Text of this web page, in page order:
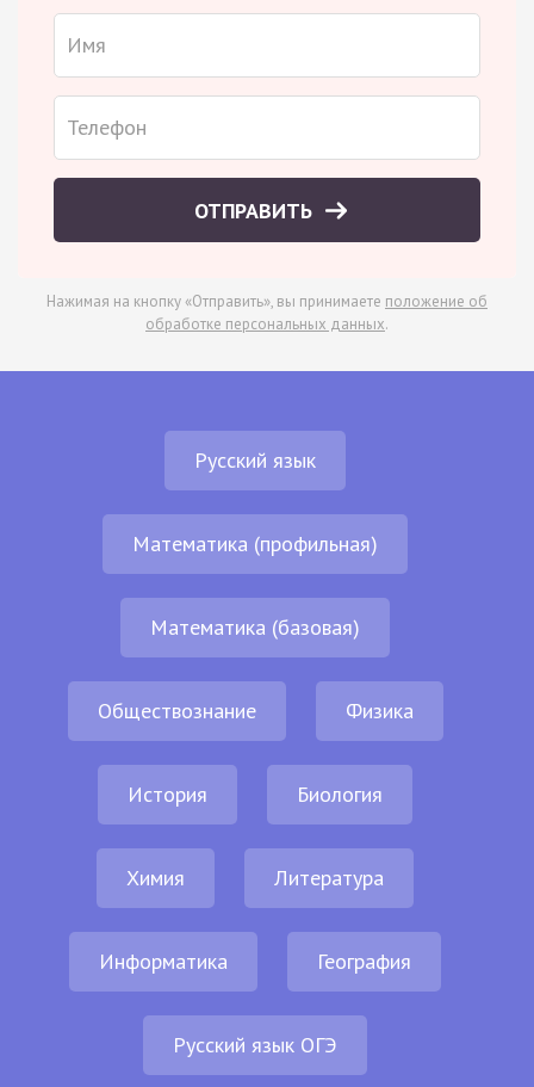
ОТПРАВИТЬ
Нажимая на кнопку «Отправить», вы принимаете положение об
обработке персональных данных.
Русский язык
Математика (профильная)
Математика (базовая)
Обществознание Физика
История Биология
Химия Литература
Информатика География
Русский язык ОГЭ